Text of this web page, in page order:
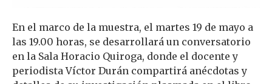
En el marco de la muestra, el martes 19 de mayo a
las 19.00 horas, se desarrollará un conversatorio
en la Sala Horacio Quiroga, donde el docente y
periodista Víctor Durán compartirá anécdotas y